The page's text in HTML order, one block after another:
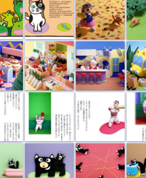
キ... ウサギのやお... 牛のミルクホ...
サヨナラエラー はりさける心 背番
親子 興奮して走り... ネコ